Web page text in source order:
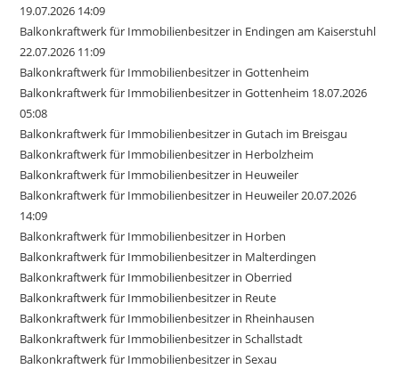
19.07.2026 14:09
Balkonkraftwerk für Immobilienbesitzer in Endingen am Kaiserstuhl
22.07.2026 11:09
Balkonkraftwerk für Immobilienbesitzer in Gottenheim
Balkonkraftwerk für Immobilienbesitzer in Gottenheim 18.07.2026
05:08
Balkonkraftwerk für Immobilienbesitzer in Gutach im Breisgau
Balkonkraftwerk für Immobilienbesitzer in Herbolzheim
Balkonkraftwerk für Immobilienbesitzer in Heuweiler
Balkonkraftwerk für Immobilienbesitzer in Heuweiler 20.07.2026
14:09
Balkonkraftwerk für Immobilienbesitzer in Horben
Balkonkraftwerk für Immobilienbesitzer in Malterdingen
Balkonkraftwerk für Immobilienbesitzer in Oberried
Balkonkraftwerk für Immobilienbesitzer in Reute
Balkonkraftwerk für Immobilienbesitzer in Rheinhausen
Balkonkraftwerk für Immobilienbesitzer in Schallstadt
Balkonkraftwerk für Immobilienbesitzer in Sexau